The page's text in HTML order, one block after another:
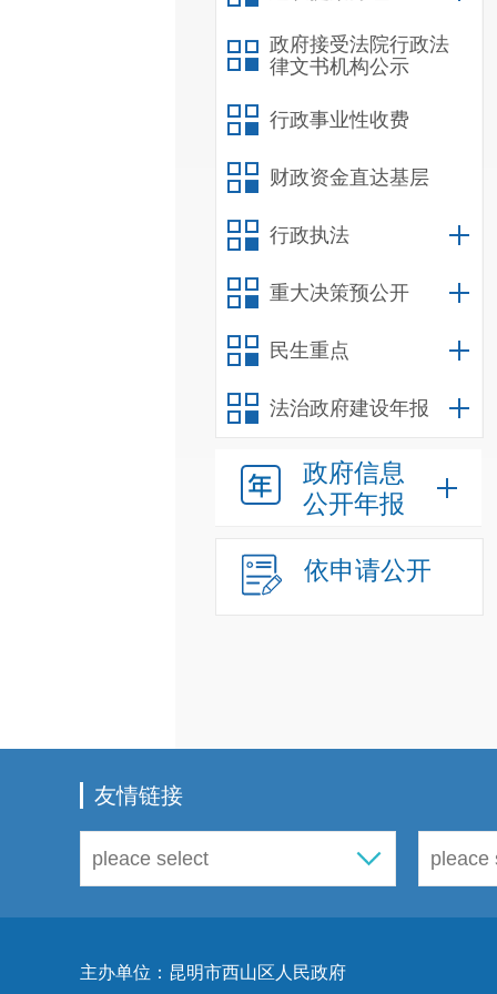
政府接受法院行政法
律文书机构公示
行政事业性收费
财政资金直达基层
行政执法
重大决策预公开
民生重点
法治政府建设年报
政府信息
公开年报
依申请公开
友情链接
主办单位：昆明市西山区人民政府